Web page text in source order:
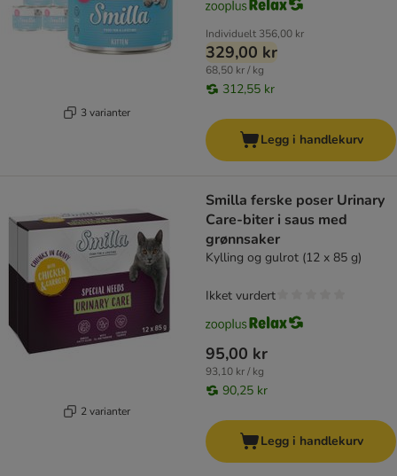
3 varianter
Individuelt 356,00 kr
329,00 kr
68,50 kr / kg
312,55 kr
Legg i handlekurv
2 varianter
Smilla ferske poser Urinary
Care-biter i saus med
grønnsaker
Kylling og gulrot (12 x 85 g)
95,00 kr
93,10 kr / kg
90,25 kr
Ikket vurdert
Legg i handlekurv